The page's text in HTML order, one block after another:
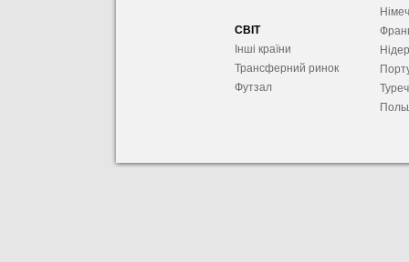
СВІТ
Інші країни
Трансферний ринок
Футзал